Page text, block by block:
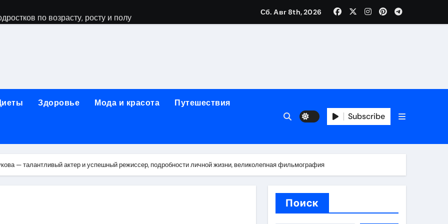
по возрасту, росту и полу
и методы диагностики и лечения
методики и сроки восстановления
основные этапы в медицинском учреждении
и сибирским городом: варианты маршрутов, тарифы и советы по планированию поездки
Сб. Авг 8th, 2026
Здоровье Мода и красота Путешествия
Subscribe
— талантливый актер и успешный режиссер, подробности личной жизни, великолепная фильмография
Поиск